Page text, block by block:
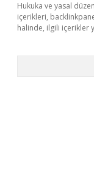
Hukuka ve yasal
içerikleri,
halinde, ilgili içerikler